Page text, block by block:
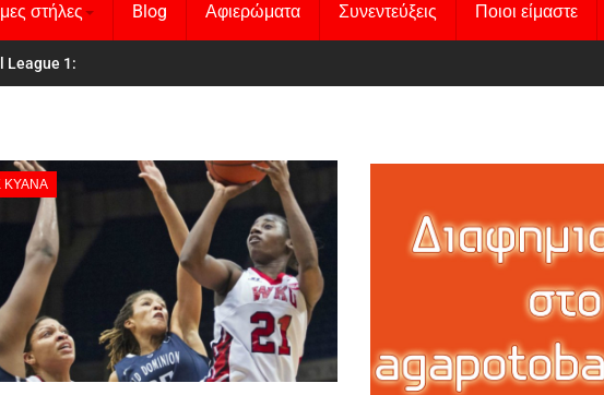
στήλες Blog Αφιερώματα Συνεντεύξεις Ποιοι είμαστε
1
ΚΥΑΝΑ